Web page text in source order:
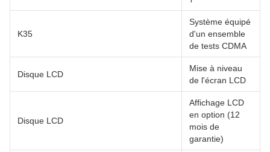
K35
Système équipé
d'un ensemble
de tests CDMA
Disque LCD
Mise à niveau
de l'écran LCD
Disque LCD
Affichage LCD
en option (12
mois de
garantie)